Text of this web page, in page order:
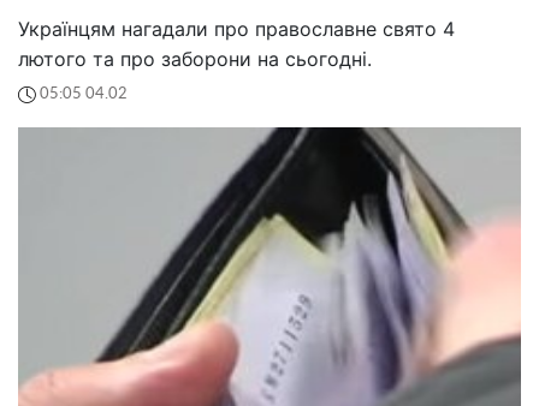
Українцям нагадали про православне свято 4
лютого та про заборони на сьогодні.
05:05 04.02